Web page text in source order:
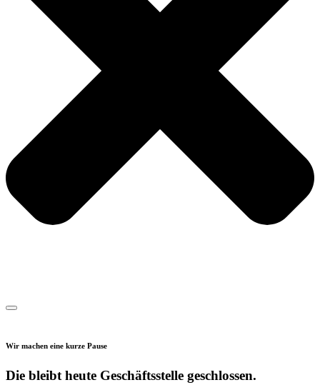
Wir machen eine kurze Pause
Die bleibt heute Geschäftsstelle geschlossen.